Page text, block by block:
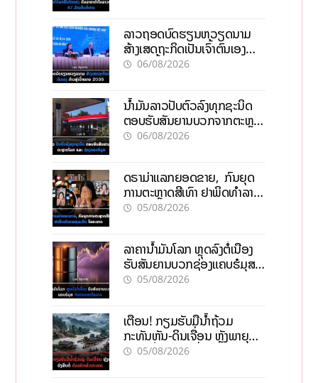
ລາວຖອດບົດຮຽນຫວຽດນາມ
ສ້າງເສດຖະກິດເປັນເຈົ້າຕົນເອງ
ກ້າວສູ່ເປົ້າໝາຍ 2035
06/08/2026
ນໍ້າມັນລາວປັບຕົວລົງທຸກຊະນິດ
ຕອບຮັບສັນຍານບວກຈາກຕະຫຼາດ
ໂລກ ແລະ ຊ່ອງແຄບຮໍມູສ
06/08/2026
ດຣາມ່າແລກຍອດຂາຍ, ກົນຍຸດ
ການຕະຫຼາດສີເທົາ ຢາພິດທຳລາຍ
ທຸລະກິດ ໄລຍະຍາວ
05/08/2026
ລາຄານ້ຳມັນໂລກ ຫຼຸດລົງຕໍ່ເນື່ອງ
ຮັບສັນຍານບວກຊ່ອງແຄບຮໍມຸສ
ຈັບຕາລາຄາໃນລາວ
05/08/2026
ເຕືອນ! ກຽມຮັບມືນໍ້າຖ້ວມ
ກະທັນຫັນ-ດິນເຈື່ອນ ຫຼັງພາຍຸຝົນ
ຍັງສືບຕໍ່ຕົກໜັກທົ່ວປະເທດ
05/08/2026